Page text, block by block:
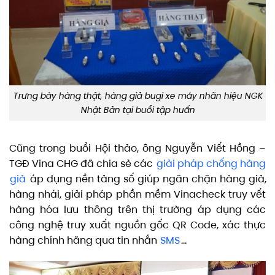
Trưng bày hàng thật, hàng giả bugi xe máy nhãn hiệu NGK
Nhật Bản tại buổi tập huấn
Cũng trong buổi Hội thảo, ông Nguyễn Viết Hồng –
TGĐ Vina CHG đã chia sẻ các giải pháp chống hàng
giả áp dụng nền tảng số giúp ngăn chặn hàng giả,
hàng nhái, giải pháp phần mềm Vinacheck truy vết
hàng hóa lưu thông trên thị trường áp dụng các
công nghệ truy xuất nguồn gốc QR Code, xác thực
hàng chính hãng qua tin nhắn SMS…